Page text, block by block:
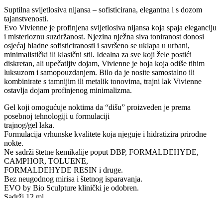
Suptilna svijetlosiva nijansa – sofisticirana, elegantna i s dozom
tajanstvenosti.
Evo Vivienne je profinjena svijetlosiva nijansa koja spaja eleganciju
i misterioznu suzdržanost. Njezina nježna siva toniranost donosi
osjećaj hladne sofisticiranosti i savršeno se uklapa u urbani,
minimalistički ili klasični stil. Idealna za sve koji žele postići
diskretan, ali upečatljiv dojam, Vivienne je boja koja odiše tihim
luksuzom i samopouzdanjem. Bilo da je nosite samostalno ili
kombinirate s tamnijim ili metalik tonovima, trajni lak Vivienne
ostavlja dojam profinjenog minimalizma.
Gel koji omogućuje noktima da “dišu” proizveden je prema
posebnoj tehnologiji u formulaciji
trajnog/gel laka.
Formulacija vrhunske kvalitete koja njeguje i hidratizira prirodne
nokte.
Ne sadrži štetne kemikalije poput DBP, FORMALDEHYDE,
CAMPHOR, TOLUENE,
FORMALDEHYDE RESIN i druge.
Bez neugodnog mirisa i štetnog isparavanja.
EVO by Bio Sculpture klinički je odobren.